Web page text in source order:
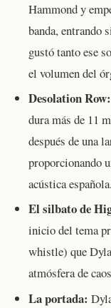
Hammond y
banda, entrando
gustó tanto ese
el volumen del
Desolation Row:
dura más de 11
después de una
proporcionando
acústica española.
El silbato de
inicio del tema
whistle) que
atmósfera de
La portada: